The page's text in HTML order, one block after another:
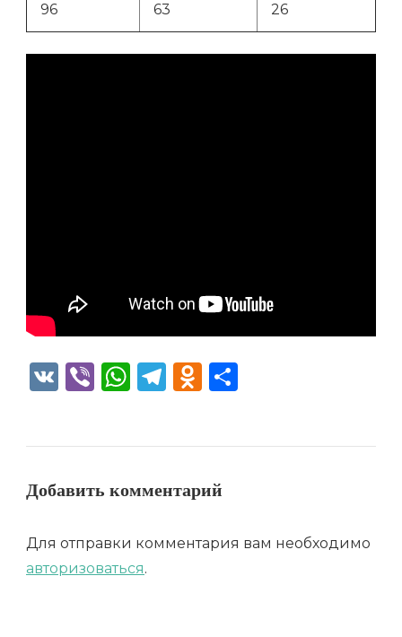
96 63 26
VK ViberWhatsApp
Telegram
Odnoklassniki
Добавить комментарий
Для отправки комментария вам необходимо
авторизоваться.